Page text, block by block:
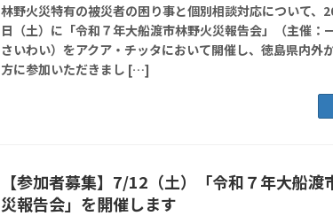
林野火災特有の被災者の困り事と個別相談対応について、
日（土）に「令和７年大船渡市林野火災報告会」（主催：
さいわい）をアクア・チッタにおいて開催し、徳島県内外
方に参加いただきまし […]
【参加者募集】7/12（土）「令和７年大船渡
災報告会」を開催します